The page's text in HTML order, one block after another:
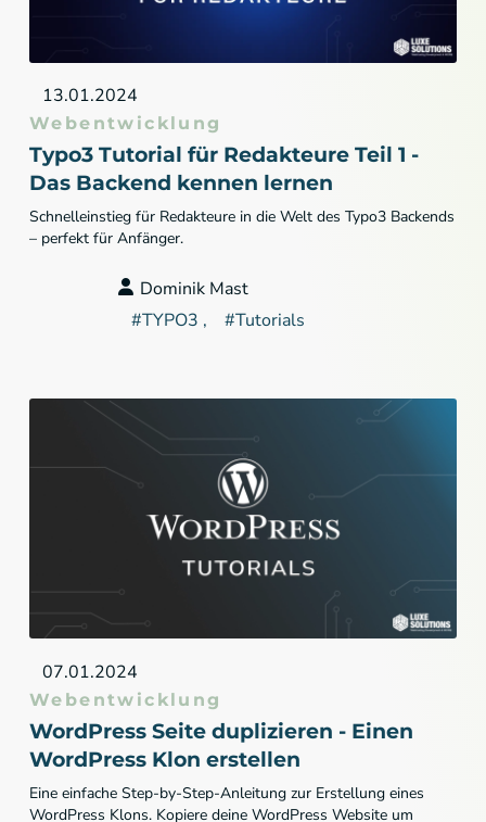
13.01.2024
Webentwicklung
Typo3 Tutorial für Redakteure Teil 1 -
Das Backend kennen lernen
Schnelleinstieg für Redakteure in die Welt des Typo3 Backends
– perfekt für Anfänger.
Dominik Mast
#TYPO3 #Tutorials
07.01.2024
Webentwicklung
WordPress Seite duplizieren - Einen
WordPress Klon erstellen
Eine einfache Step-by-Step-Anleitung zur Erstellung eines
WordPress Klons. Kopiere deine WordPress Website um